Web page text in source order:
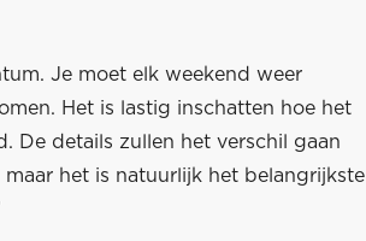
Je moet elk weekend weer
Het is lastig inschatten hoe het
De details zullen het verschil gaan
het is natuurlijk het belangrijkste